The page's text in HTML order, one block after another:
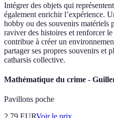
Intégrer des objets qui
également enrichir l’expérience.
hobby ou des souvenirs matériels
raviver des histoires et renforcer
contribue à créer un
partager ses propres souvenirs et
catharsis collective.
Mathématique du crime -
Pavillons poche